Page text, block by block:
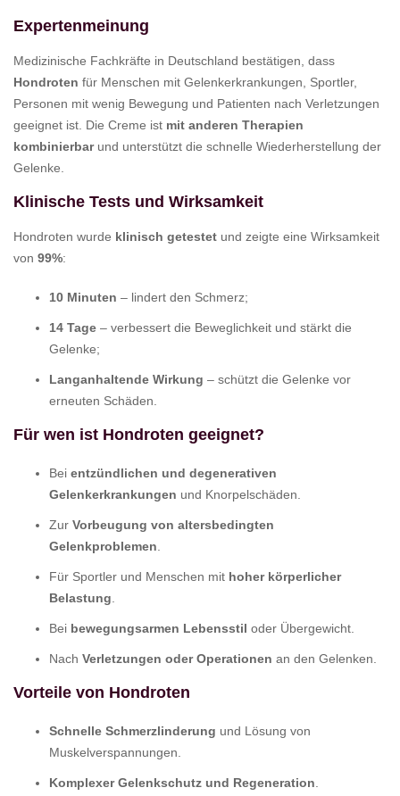
Expertenmeinung
Medizinische Fachkräfte in Deutschland bestätigen, dass
Hondroten für Menschen mit Gelenkerkrankungen, Sportler,
Personen mit wenig Bewegung und Patienten nach Verletzungen
geeignet ist. Die Creme ist mit anderen Therapien
kombinierbarund unterstützt die schnelle Wiederherstellung der
Gelenke.
Klinische Tests und Wirksamkeit
Hondroten wurde klinisch getestet und zeigte eine Wirksamkeit
von 99%:
10 Minuten – lindert den Schmerz;
14 Tage – verbessert die Beweglichkeit und stärkt die
Gelenke;
Langanhaltende Wirkung – schützt die Gelenke vor
erneuten Schäden.
Für wen ist Hondroten geeignet?
Bei entzündlichen und degenerativen
Gelenkerkrankungen und Knorpelschäden.
Zur Vorbeugung von altersbedingten
Gelenkproblemen
Für Sportler und Menschen mit hoher körperlicher
Belastung
Bei bewegungsarmen Lebensstil oder Übergewicht.
Nach Verletzungen oder Operationen an den Gelenken.
Vorteile von Hondroten
Schnelle Schmerzlinderung und Lösung von
Muskelverspannungen.
Komplexer Gelenkschutz und Regeneration